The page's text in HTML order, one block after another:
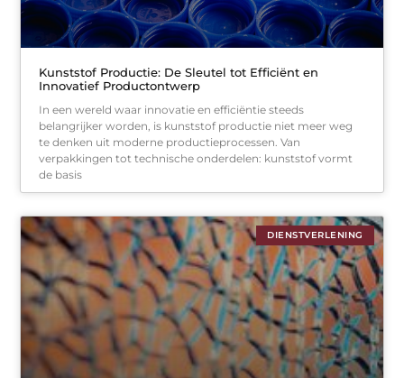
Kunststof Productie: De Sleutel tot Efficiënt en
Innovatief Productontwerp
In een wereld waar innovatie en efficiëntie steeds
belangrijker worden, is kunststof productie niet meer weg
te denken uit moderne productieprocessen. Van
verpakkingen tot technische onderdelen: kunststof vormt
de basis
DIENSTVERLENING